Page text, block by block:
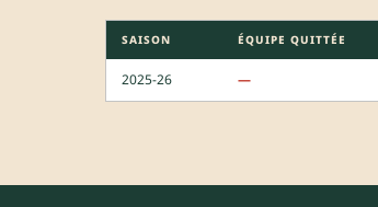
SAISON ÉQUIPE QUITTÉE
2025-26 —